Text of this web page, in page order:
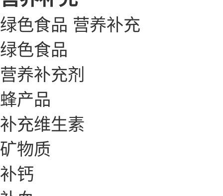
绿色食品 营养补充
绿色食品
营养补充剂
蜂产品
补充维生素
矿物质
补钙